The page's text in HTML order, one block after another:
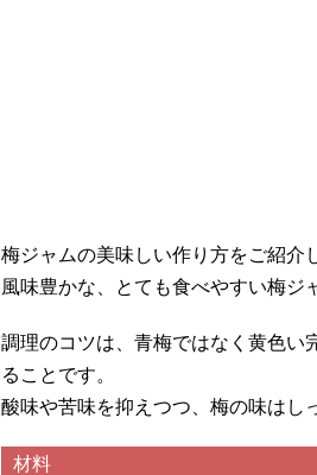
梅ジャムの美味しい作り方をご紹介
風味豊かな、とても食べやすい梅ジ
調理のコツは、青梅ではなく黄色い
ることです。
酸味や苦味を抑えつつ、梅の味はし
材料